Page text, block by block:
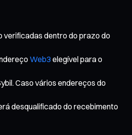
verificadas dentro do prazo do
Web3 elegível para o
Caso vários endereços do
desqualificado do recebimento